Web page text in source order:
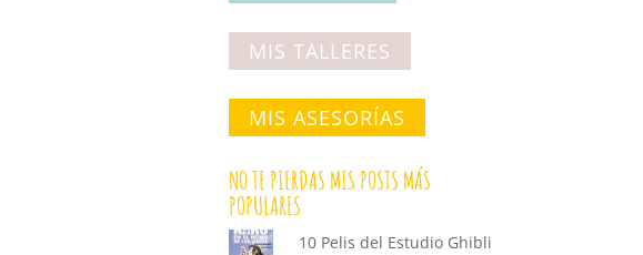
MIS TALLERES
MIS ASESORÍAS
NO TE PIERDAS MIS POSTS MÁS
POPULARES
10 Pelis del Estudio Ghibli